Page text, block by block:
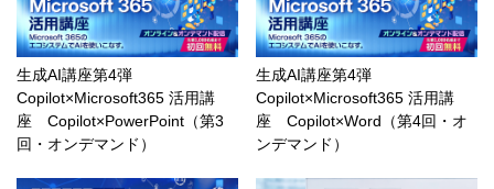
生成AI講座第4弾
Copilot×Microsoft365 活用講
座 Copilot×PowerPoint（第3
回・オンデマンド）
生成AI講座第4弾
Copilot×Microsoft365 活用講
座 Copilot×Word（第4回・オ
ンデマンド）